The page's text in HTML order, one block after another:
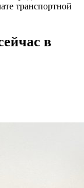
транспортной
в